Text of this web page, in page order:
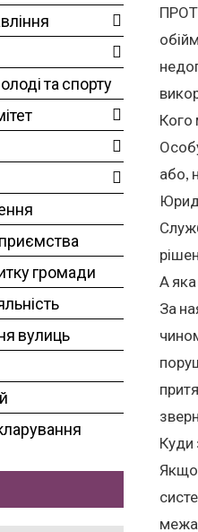
Кого
або,
А
За
Куди
Якщо
та спорту
громади
вулиць